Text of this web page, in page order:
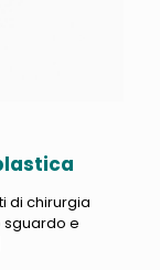
di chirurgia
sguardo e